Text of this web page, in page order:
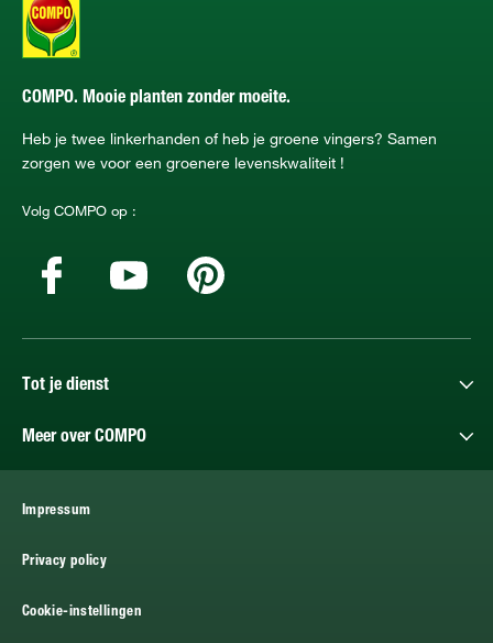
COMPO. Mooie planten zonder moeite.
Heb je twee linkerhanden of heb je groene vingers? Samen
zorgen we voor een groenere levenskwaliteit !
Volg COMPO op :
Tot je dienst
Meer over COMPO
Impressum
Privacy policy
Cookie-instellingen